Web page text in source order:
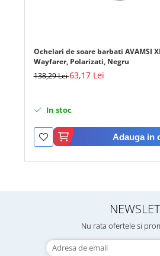
Ochelari de soare barbati AVAMSI
Wayfarer, Polarizati, Negru
138,29 Lei63,17 Lei
In stoc
Adauga in
Nu rata ofertele si